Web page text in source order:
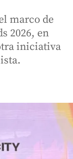
marco de
2026, en
iniciativa